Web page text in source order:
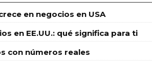
en negocios en USA
en EE.UU.: qué significa para ti
con números reales